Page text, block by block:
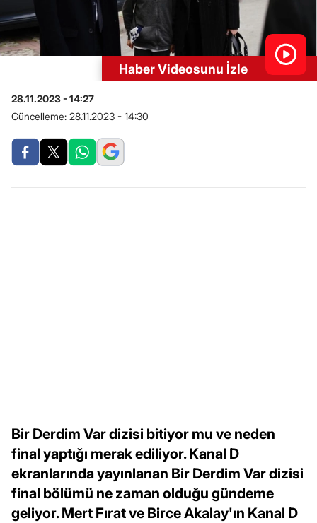
Haber Videosunu İzle
28.11.2023 - 14:27
Güncelleme: 28.11.2023 - 14:30
Bir Derdim Var dizisi bitiyor mu ve neden
final yaptığı merak ediliyor. Kanal D
ekranlarında yayınlanan Bir Derdim Var dizisi
final bölümü ne zaman olduğu gündeme
geliyor. Mert Fırat ve Birce Akalay'ın Kanal D